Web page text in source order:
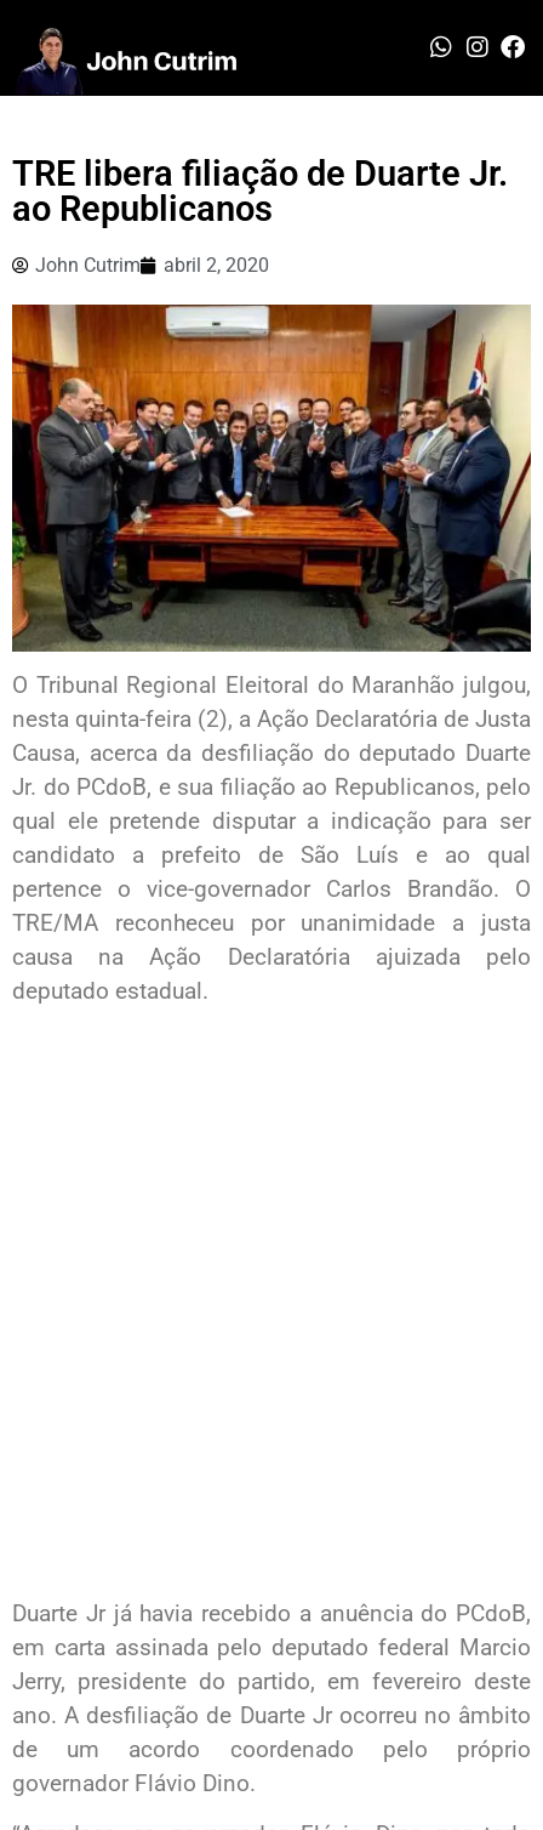
TRE libera filiação de Duarte Jr.
ao Republicanos
John Cutrim abril 2, 2020
O Tribunal Regional Eleitoral do Maranhão julgou,
nesta quinta-feira (2), a Ação Declaratória de Justa
Causa, acerca da desfiliação do deputado Duarte
Jr. do PCdoB, e sua filiação ao Republicanos, pelo
qual ele pretende disputar a indicação para ser
candidato a prefeito de São Luís e ao qual
pertence o vice-governador Carlos Brandão. O
TRE/MA reconheceu por unanimidade a justa
causa na Ação Declaratória ajuizada pelo
deputado estadual.
Duarte Jr já havia recebido a anuência do PCdoB,
em carta assinada pelo deputado federal Marcio
Jerry, presidente do partido, em fevereiro deste
ano. A desfiliação de Duarte Jr ocorreu no âmbito
de um acordo coordenado pelo próprio
governador Flávio Dino.